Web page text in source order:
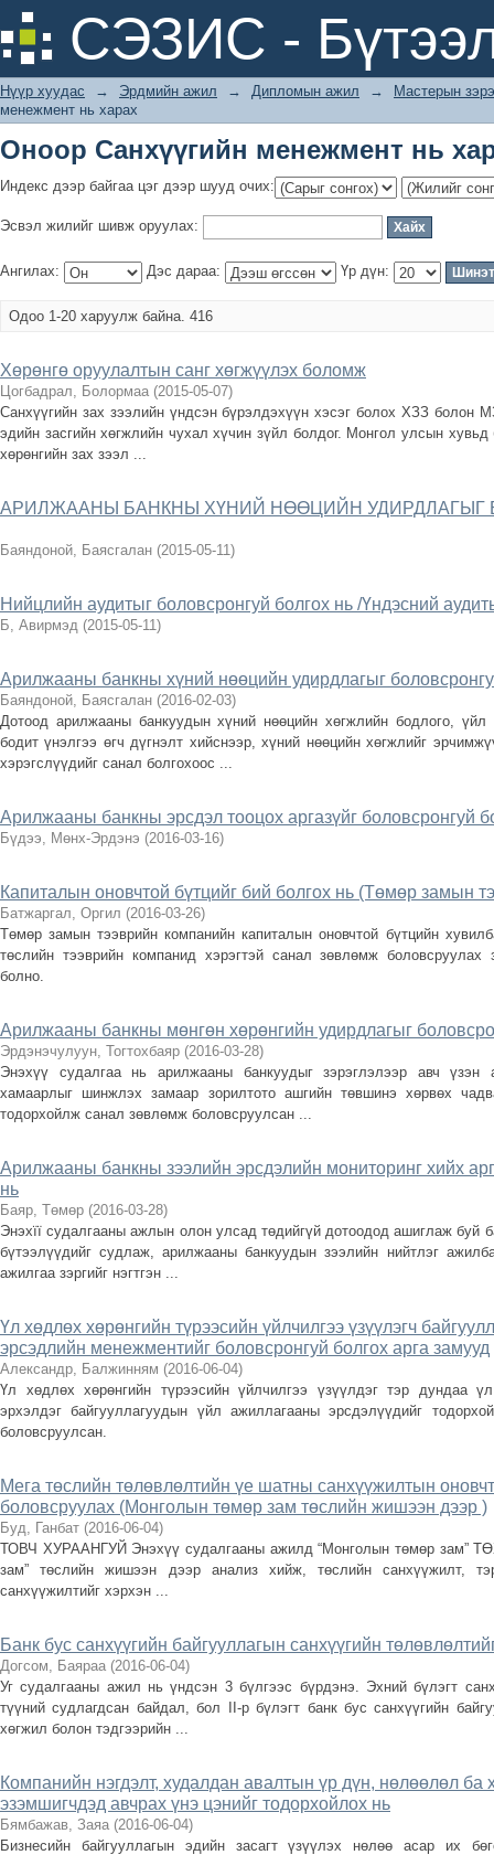
СЭЗИС -
Оноор Санхүүгийн менежмент нь
Нүүр хуудас → Эрдмийн ажил → Дипломын ажил →
Мастерын
менежмент нь харах
Оноор Санхүүгийн менежмент нь
Индекс дээр байгаа цэг дээр шууд очих:
Эсвэл жилийг шивж оруулах:
Ангилах: Дэс дараа: Үр дүн:
Одоо 1-20 харуулж байна. 416
Хөрөнгө оруулалтын санг хөгжүүлэх боломж
Цогбадрал, Болормаа (2015-05-07)
Санхүүгийн зах зээлийн үндсэн бүрэлдэхүүн хэсэг болох ХЗЗ болон
эдийн засгийн хөгжлийн чухал хүчин зүйл болдог. Монгол улсын
хөрөнгийн зах зээл ...
АРИЛЖААНЫ БАНКНЫ ХҮНИЙ НӨӨЦИЙН УДИРДЛАГЫГ
Баяндоной, Баясгалан (2015-05-11)
Нийцлийн аудитыг боловсронгуй болгох нь /Үндэсний
Б, Авирмэд (2015-05-11)
Арилжааны банкны хүний нөөцийн удирдлагыг
Баяндоной, Баясгалан (2016-02-03)
Дотоод арилжааны банкуудын хүний нөөцийн хөгжлийн бодлого, үйл
бодит үнэлгээ өгч дүгнэлт хийснээр, хүний нөөцийн хөгжлийг
хэрэгслүүдийг санал болгохоос ...
Арилжааны банкны эрсдэл тооцох аргазүйг боловсронгуй
Бүдээ, Мөнх-Эрдэнэ (2016-03-16)
Капиталын оновчтой бүтцийг бий болгох нь (Төмөр замын
Батжаргал, Оргил (2016-03-26)
Төмөр замын тээврийн компанийн капиталын оновчтой бүтцийн
төслийн тээврийн компанид хэрэгтэй санал зөвлөмж боловсруулах
болно.
Арилжааны банкны мөнгөн хөрөнгийн удирдлагыг
Эрдэнэчулуун, Тогтохбаяр (2016-03-28)
Энэхүү судалгаа нь арилжааны банкуудыг зэрэглэлээр авч үзэн
хамаарлыг шинжлэх замаар зорилтото ашгийн төвшинэ хөрвөх
тодорхойлж санал зөвлөмж боловсруулсан ...
Арилжааны банкны зээлийн эрсдэлийн мониторинг хийх
нь
Баяр, Төмөр (2016-03-28)
Энэхїї судалгааны ажлын олон улсад төдийгүй дотоодод ашиглаж буй
бүтээлүүдийг судлаж, арилжааны банкуудын зээлийн нийтлэг
ажилгаа зэргийг нэгтгэн ...
Үл хөдлөх хөрөнгийн түрээсийн үйлчилгээ үзүүлэгч
эрсэдлийн менежментийг боловсронгуй болгох арга замууд
Александр, Балжинням (2016-06-04)
Үл хөдлөх хөрөнгийн түрээсийн үйлчилгээ үзүүлдэг тэр дундаа
эрхэлдэг байгууллагуудын үйл ажиллагааны эрсдэлүүдийг
боловсруулсан.
Мега төслийн төлөвлөлтийн үе шатны санхүүжилтын
боловсруулах (Монголын төмөр зам төслийн жишээн дээр )
Буд, Ганбат (2016-06-04)
ТОВЧ ХУРААНГУЙ Энэхүү судалгааны ажилд “Монголын төмөр зам”
зам” төслийн жишээн дээр анализ хийж, төслийн санхүүжилт,
санхүүжилтийг хэрхэн ...
Банк бус санхүүгийн байгууллагын санхүүгийн
Догсом, Баяраа (2016-06-04)
Уг судалгааны ажил нь үндсэн 3 бүлгээс бүрдэнэ. Эхний бүлэгт
түүний судлагдсан байдал, бол II-р бүлэгт банк бус санхүүгийн
хөгжил болон тэдгээрийн ...
Компанийн нэгдэлт, худалдан авалтын үр дүн, нөлөөлөл ба
эзэмшигчдэд авчрах үнэ цэнийг тодорхойлох нь
Бямбажав, Заяа (2016-06-04)
Бизнесийн байгууллагын эдийн засагт үзүүлэх нөлөө асар их